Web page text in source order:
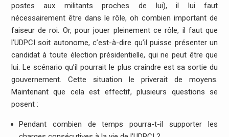
postes aux militants proches de lui), il lui faut
nécessairement être dans le rôle, oh combien important de
faiseur de roi. Or, pour jouer pleinement ce rôle, il faut que
l’UDPCI soit autonome, c’est-à-dire qu’il puisse présenter un
candidat à toute élection présidentielle, qui ne peut être que
lui. Le scénario qu’il pourrait le plus craindre est sa sortie du
gouvernement. Cette situation le priverait de moyens.
Maintenant que cela est effectif, plusieurs questions se
posent :
Pendant combien de temps pourra-t-il supporter les